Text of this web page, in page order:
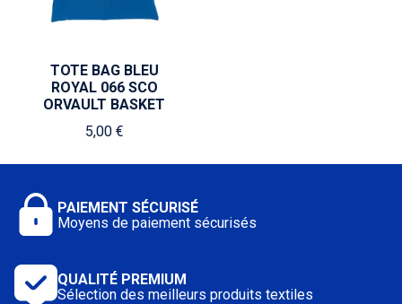
TOTE BAG BLEU
ROYAL 066 SCO
ORVAULT BASKET
5,00 €
PAIEMENT SÉCURISÉ
Moyens de paiement sécurisés
QUALITÉ PREMIUM
Sélection des meilleurs produits textiles